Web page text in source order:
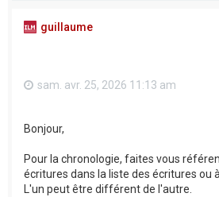
guillaume
sam. avr. 25, 2026 11:13 am
Bonjour,
Pour la chronologie, faites vous
écritures dans la liste des écritures ou
L'un peut être différent de l'autre.